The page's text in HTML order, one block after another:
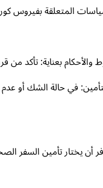
المتعلقة بفيروس
والأحكام بعناية: تأكد
في حالة الشك أو
يختار تأمين السفر